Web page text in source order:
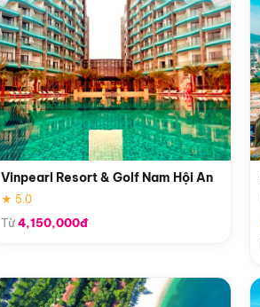
Vinpearl Resort & Golf Nam Hội An
★ 5.0
Từ4,150,000đ